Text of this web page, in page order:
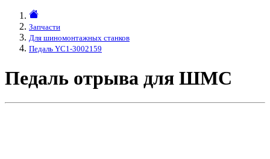
Запчасти
Для шиномонтажных станков
Педаль YC1-3002159
Педаль отрыва для ШМС